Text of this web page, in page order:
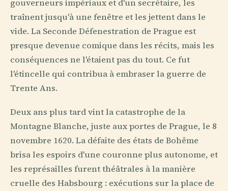
gouverneurs impériaux et d'un secrétaire, les
traînent jusqu'à une fenêtre et les jettent dans le
vide. La Seconde Défenestration de Prague est
presque devenue comique dans les récits, mais les
conséquences ne l'étaient pas du tout. Ce fut
l'étincelle qui contribua à embraser la guerre de
Trente Ans.
Deux ans plus tard vint la catastrophe de la
Montagne Blanche, juste aux portes de Prague, le 8
novembre 1620. La défaite des états de Bohême
brisa les espoirs d'une couronne plus autonome, et
les représailles furent théâtrales à la manière
cruelle des Habsbourg : exécutions sur la place de